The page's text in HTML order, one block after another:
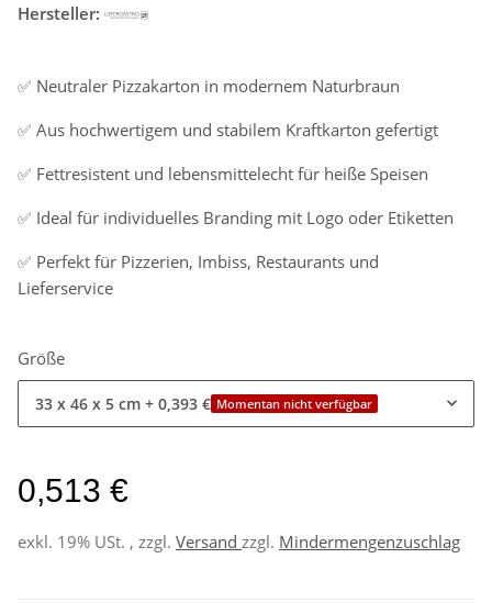
Hersteller:
✅ Neutraler Pizzakarton in modernem Naturbraun
✅ Aus hochwertigem und stabilem Kraftkarton gefertigt
✅ Fettresistent und lebensmittelecht für heiße Speisen
✅ Ideal für individuelles Branding mit Logo oder Etiketten
✅ Perfekt für Pizzerien, Imbiss, Restaurants und
Lieferservice
Größe
33 x 46 x 5 cm + 0,393 € Momentan nicht verfügbar
0,513 €
exkl. 19% USt. , zzgl. Versand zzgl. Mindermengenzuschlag